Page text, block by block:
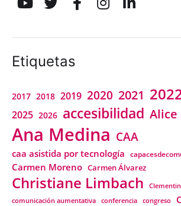
Etiquetas
2017 2018 2019 2020 2021
2025 2026 accesibilidad Alice
Ana Medina CAA
caa asistida por tecnología
Carmen Moreno Carmen Álvarez
Christiane Limbach
comunicación aumentativa
conferencia congreso